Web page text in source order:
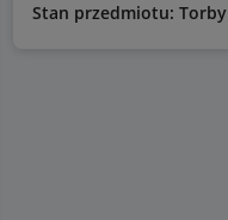
Stan przedmiotu: Torby